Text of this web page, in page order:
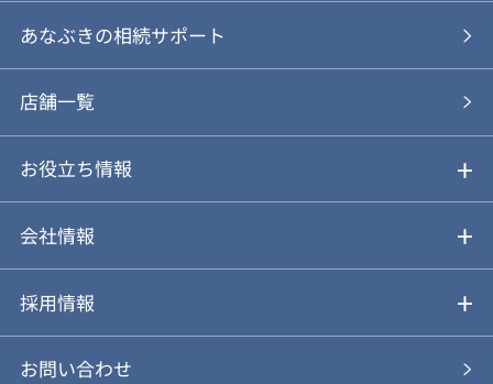
あなぶきの仲介
あなぶきの買取
仲介と買取のメリット・デメリット
動画やパンフレットで見る
物件を探す
購入の流れ
購入前も後も安心サポート
お気に入り
あなぶきの相続サポート
店舗一覧
お役立ち情報
不動産Q&A
アルファジャーナル
会社情報
会社概要
スタッフ紹介
採用情報
新卒採用について
お問い合わせ